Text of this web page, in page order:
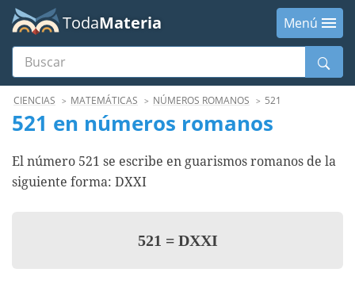
TodaMateria
Menú
Buscar
MenúCIENCIAS MATEMÁTICAS NÚMEROS ROMANOS 521
521 en números romanos
El número 521 se escribe en guarismos romanos de la
siguiente forma: DXXI
521 =DXXI